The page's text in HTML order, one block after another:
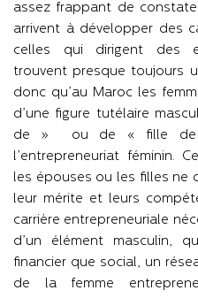
assez frappant de
arrivent à développer des
celles qui dirigent des
trouvent presque toujours
donc qu’au Maroc les
d’une figure tutélaire
de » ou de « fille de
l’entrepreneuriat féminin.
les épouses ou les filles ne
leur mérite et leurs
carrière entrepreneuriale
d’un élément masculin,
financier que social, un
de la femme